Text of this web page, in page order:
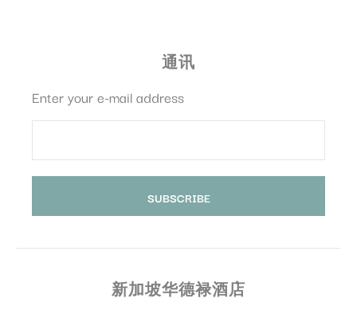
通讯
Enter your e-mail address
新加坡华德禄酒店